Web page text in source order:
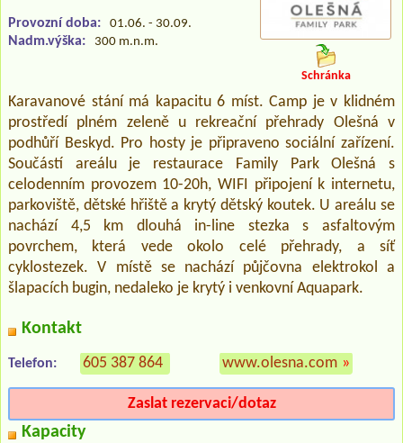
Provozní doba: 01.06. - 30.09.
Nadm.výška: 300 m.n.m.
Schránka
Karavanové stání má kapacitu 6 míst. Camp je v klidném
prostředí plném zeleně u rekreační přehrady Olešná v
podhůří Beskyd. Pro hosty je připraveno sociální zařízení.
Součástí areálu je restaurace Family Park Olešná s
celodenním provozem 10-20h, WIFI připojení k internetu,
parkoviště, dětské hřiště a krytý dětský koutek. U areálu se
nachází 4,5 km dlouhá in-line stezka s asfaltovým
povrchem, která vede okolo celé přehrady, a síť
cyklostezek. V místě se nachází půjčovna elektrokol a
šlapacích bugin, nedaleko je krytý i venkovní Aquapark.
Kontakt
Telefon: 605 387 864 www.olesna.com »
Zaslat rezervaci/dotaz
Kapacity